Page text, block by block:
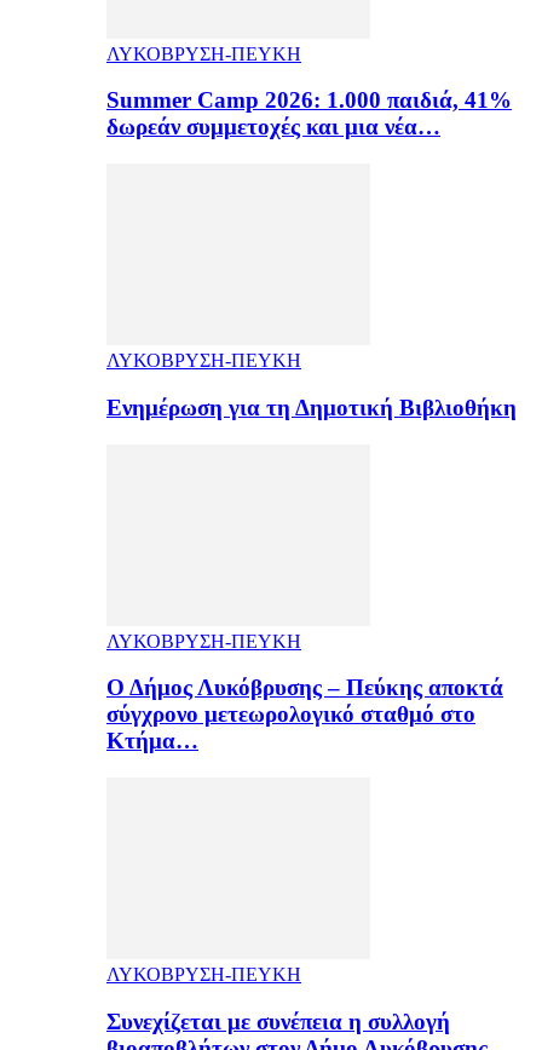
ΛΥΚΟΒΡΥΣΗ-ΠΕΥΚΗ
Summer Camp 2026: 1.000 παιδιά, 41%
δωρεάν συμμετοχές και μια νέα…
ΛΥΚΟΒΡΥΣΗ-ΠΕΥΚΗ
Ενημέρωση για τη Δημοτική Βιβλιοθήκη
ΛΥΚΟΒΡΥΣΗ-ΠΕΥΚΗ
Ο Δήμος Λυκόβρυσης – Πεύκης αποκτά
σύγχρονο μετεωρολογικό σταθμό στο
Κτήμα…
ΛΥΚΟΒΡΥΣΗ-ΠΕΥΚΗ
Συνεχίζεται με συνέπεια η συλλογή